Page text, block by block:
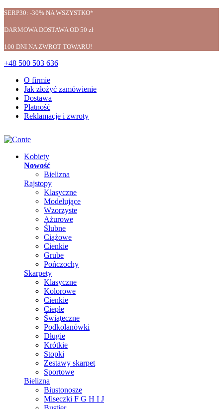
SERP30: -30% NA WSZYSTKO*
DARMOWA DOSTAWA OD 50 zł
100 DNI NA ZWROT TOWARU!
+48 500 503 636
O firmie
Jak złożyć zamówienie
Dostawa
Płatność
Reklamacje i zwroty
Kobiety
Nowość
Bielizna
Rajstopy
Klasyczne
Modelujące
Wzorzyste
Ażurowe
Ślubne
Ciążowe
Cienkie
Grube
Pończochy
Skarpety
Klasyczne
Kolorowe
Cienkie
Ciepłe
Świąteczne
Podkolanówki
Długie
Krótkie
Stopki
Zestawy skarpet
Sportowe
Bielizna
Biustonosze
Miseczki F G H I J